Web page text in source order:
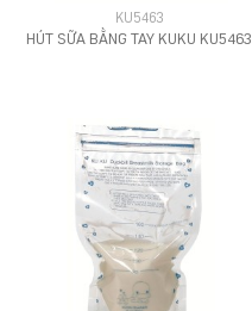
KU5463
HÚT SỮA BẰNG TAY KUKU KU5463